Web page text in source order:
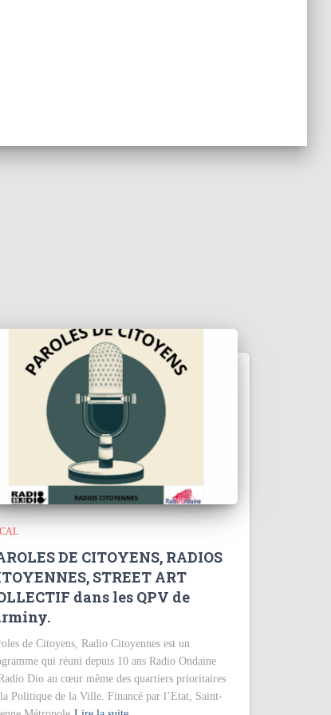
DE CITOYENS, RADIOS
STREET ART
dans les QPV de
de Citoyens, Radio Citoyennes est un
qui réuni depuis 10 ans Radio Ondaine
Dio au cœur même des quartiers prioritaires
Politique de la Ville. Financé par l’Etat, Saint-